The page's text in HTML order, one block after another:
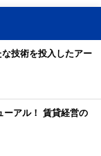
技術を投入したアー
ーアル！ 賃貸経営の